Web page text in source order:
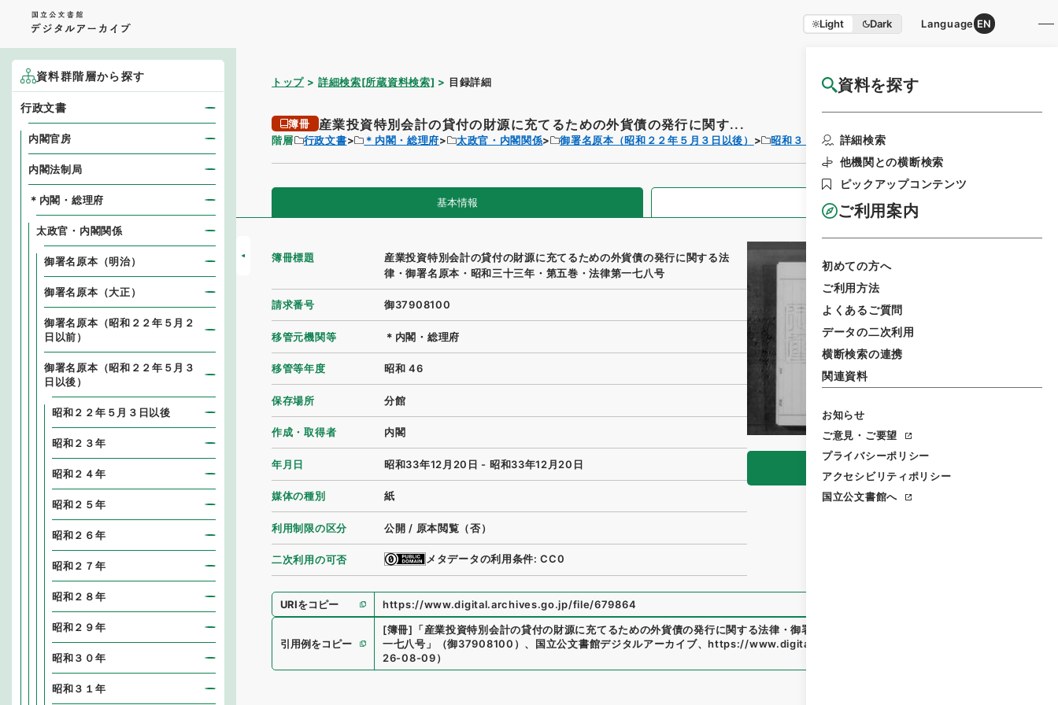
Light Dark Language EN
資料を探す
詳細検索
他機関との横断検索
ピックアップコンテンツ
ご利用案内
初めての方へ
ご利用方法
よくあるご質問
データの二次利用
横断検索の連携
関連資料
お知らせ
ご意見・ご要望
プライバシーポリシー
アクセシビリティポリシー
国立公文書館へ
トップ 詳細検索[所蔵資料検索] 目録詳細 国立公文書館HP利用案内
簿冊 産業投資特別会計の貸付の財源に充てるための外貨債の発行に関す...
階層 行政文書 ＊内閣・総理府 太政官・内閣関係 御署名原本（昭和２２年５月３日以後） 昭和３３年 法律
基本情報 全ての情報
簿冊標題
産業投資特別会計の貸付の財源に充てるための外貨債の発行に関する法
律・御署名原本・昭和三十三年・第五巻・法律第一七八号
請求番号 御37908100
移管元機関等 ＊内閣・総理府
移管等年度 昭和 46
保存場所 分館
作成・取得者 内閣
年月日 昭和33年12月20日 - 昭和33年12月20日
媒体の種別 紙
利用制限の区分 公開 / 原本閲覧（否）
二次利用の可否 メタデータの利用条件: CC0
URIをコピー https://www.digital.archives.go.jp/file/679864
引用例をコピー
[簿冊] 「産業投資特別会計の貸付の財源に充てるための外貨債の発行に関する法律・御署名原本・昭和三十三年・第五巻・法律第
一七八号 」 （御37908100 ） 、 国立公文書館デジタルアーカイブ、https://www.digital.archives.go.jp/file/679864
26-08-09）
資料群階層から探す
行政文書
内閣官房
内閣法制局
＊内閣・総理府
太政官・内閣関係
御署名原本（明治）
御署名原本（大正）
御署名原本（昭和２２年５月２
日以前）
御署名原本（昭和２２年５月３
日以後）
昭和２２年５月３日以後
昭和２３年
昭和２４年
昭和２５年
昭和２６年
昭和２７年
昭和２８年
昭和２９年
昭和３０年
昭和３１年